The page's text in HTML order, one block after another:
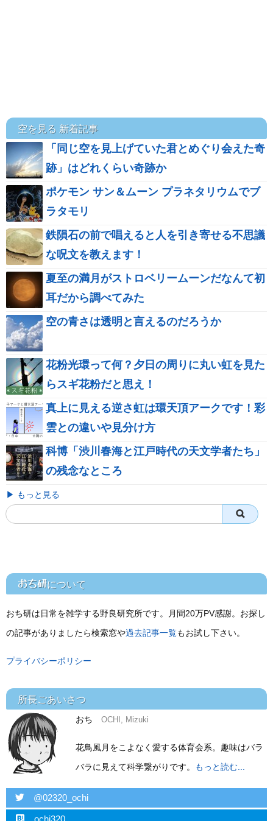
空を見る 新着記事
「同じ空を見上げていた君とめぐり会えた奇
跡」はどれくらい奇跡か
ポケモン サン＆ムーン プラネタリウムでブ
ラタモリ
鉄隕石の前で唱えると人を引き寄せる不思議
な呪文を教えます！
夏至の満月がストロベリームーンだなんて初
耳だから調べてみた
空の青さは透明と言えるのだろうか
花粉光環って何？夕日の周りに丸い虹を見た
らスギ花粉だと思え！
真上に見える逆さ虹は環天頂アークです！彩
雲との違いや見分け方
科博「渋川春海と江戸時代の天文学者たち」
の残念なところ
▶ もっと見る
おち研について
おち研は日常を雑学する野良研究所です。月間20万PV感謝。お探し
の記事がありましたら検索窓や過去記事一覧もお試し下さい。
プライバシーポリシー
所長ごあいさつ
おち OCHI, Mizuki
花鳥風月をこよなく愛する体育会系。趣味はバラ
バラに見えて科学繋がりです。
もっと読む...
twitter @02320_ochi
hatebu ochi320